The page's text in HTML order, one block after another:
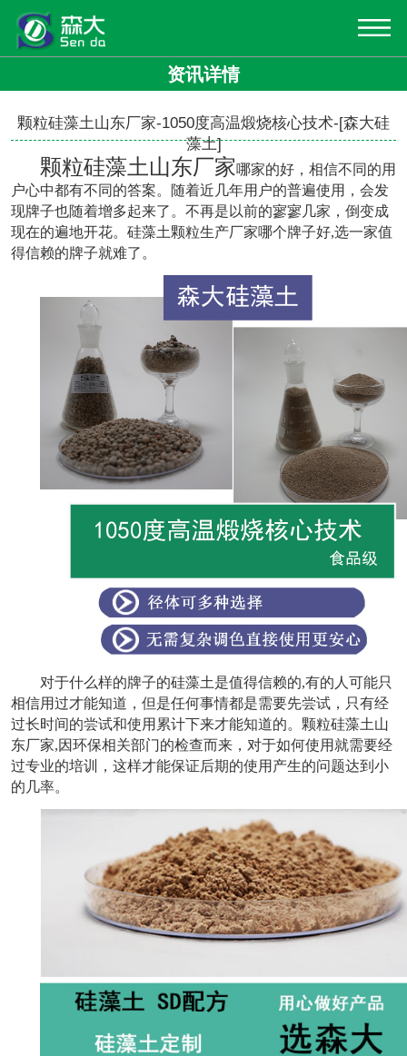
资讯详情
颗粒硅藻土山东厂家-1050度高温煅烧核心技术-[森大硅
藻土]
颗粒硅藻土山东厂家哪家的好，相信不同的用
户心中都有不同的答案。随着近几年用户的普遍使用，会发
现牌子也随着增多起来了。不再是以前的寥寥几家，倒变成
现在的遍地开花。硅藻土颗粒生产厂家哪个牌子好,选一家值
得信赖的牌子就难了。
对于什么样的牌子的硅藻土是值得信赖的,有的人可能只
相信用过才能知道，但是任何事情都是需要先尝试，只有经
过长时间的尝试和使用累计下来才能知道的。颗粒硅藻土山
东厂家,因环保相关部门的检查而来，对于如何使用就需要经
过专业的培训，这样才能保证后期的使用产生的问题达到小
的几率。